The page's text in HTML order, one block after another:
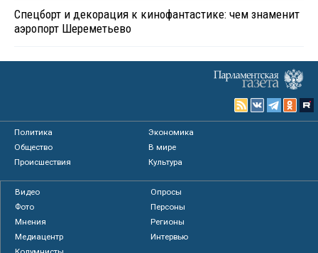
Спецборт и декорация к кинофантастике: чем знаменит
аэропорт Шереметьево
Политика
Экономика
Общество
В мире
Происшествия
Культура
Видео
Опросы
Фото
Персоны
Мнения
Регионы
Медиацентр
Интервью